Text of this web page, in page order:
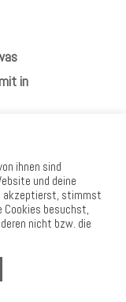
in
ihnen sind
und deine
akzeptierst, stimmst
Cookies besuchst,
nicht bzw. die